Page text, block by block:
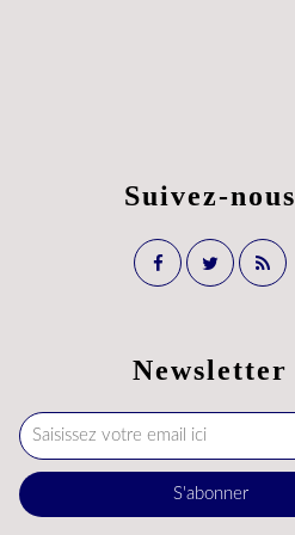
Newsletter
Suivez-nous